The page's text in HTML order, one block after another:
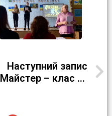
Наступний запис
Майстер – клас з приготування трайфл-десерту та піци